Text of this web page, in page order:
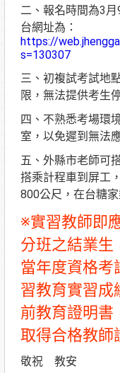
二、報名時間為3
台網址為：
https://
s=130307
三、初複試考試地
限，無法提供考生
四、不熟悉考場環
室，以免遲到無法
五、外縣市老師可
搭乘計程車到屏工
800公尺，在台糖
※實習教師即
分班之結業生
當年度資格考
習教育實習成
前教育證明書
取得合格教師
敬祝 教安